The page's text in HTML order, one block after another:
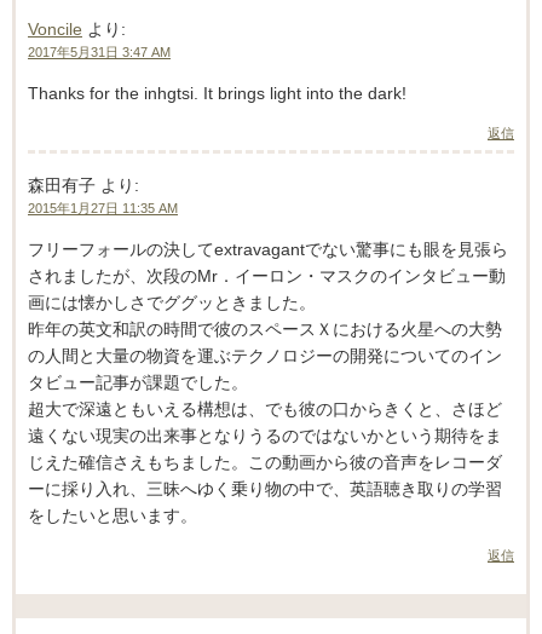
Voncile より:
2017年5月31日 3:47 AM
Thanks for the inhgtsi. It brings light into the dark!
返信
森田有子 より:
2015年1月27日 11:35 AM
フリーフォールの決してextravagantでない驚事にも眼を見張ら
されましたが、次段のMr．イーロン・マスクのインタビュー動
画には懐かしさでググッときました。
昨年の英文和訳の時間で彼のスペースＸにおける火星への大勢
の人間と大量の物資を運ぶテクノロジーの開発についてのイン
タビュー記事が課題でした。
超大で深遠ともいえる構想は、でも彼の口からきくと、さほど
遠くない現実の出来事となりうるのではないかという期待をま
じえた確信さえもちました。この動画から彼の音声をレコーダ
ーに採り入れ、三昧へゆく乗り物の中で、英語聴き取りの学習
をしたいと思います。
返信